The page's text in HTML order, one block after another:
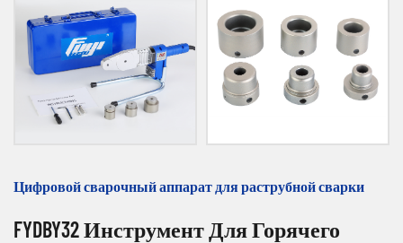
Цифровой сварочный аппарат для раструбной сварки
FYDBY32 Инструмент Для Горячего